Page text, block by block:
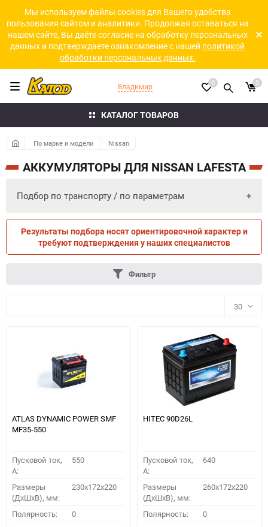
Мы используем файлы cookies для Вашего удобства
пользования сайтом и аналитики. Продолжая оставаться на
нашем сайте, Вы даёте согласие на обработку персональных
данных и подтверждаете ознакомление с нашей политикой
обработки персональных данных.
КАТАЛОГ ТОВАРОВ
Владимир 0 0
По марке и модели Nissan
АККУМУЛЯТОРЫ ДЛЯ NISSAN LAFESTA
Подбор по транспорту / по параметрам
ПО ТРАНСПОРТУ ПО ПАРАМЕТРАМ
ПОДОБРАТЬ
Результаты подбора носят ориентировочной характер и
требуют подтверждения у наших специалистов
Фильтр
30
30
60
90
ATLAS DYNAMIC POWER SMF
MF35-550
Пусковой ток,
A:
550
Размеры
(ДхШхВ), мм:
230x172x220
Полярность: 0
HITEC 90D26L
Пусковой ток,
A:
640
Размеры
(ДхШхВ), мм:
260x172x220
Полярность: 0